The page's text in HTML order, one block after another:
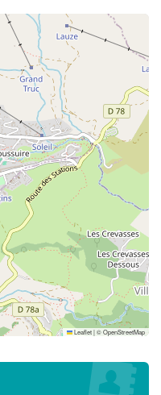
Leaflet|©OpenStreetMap